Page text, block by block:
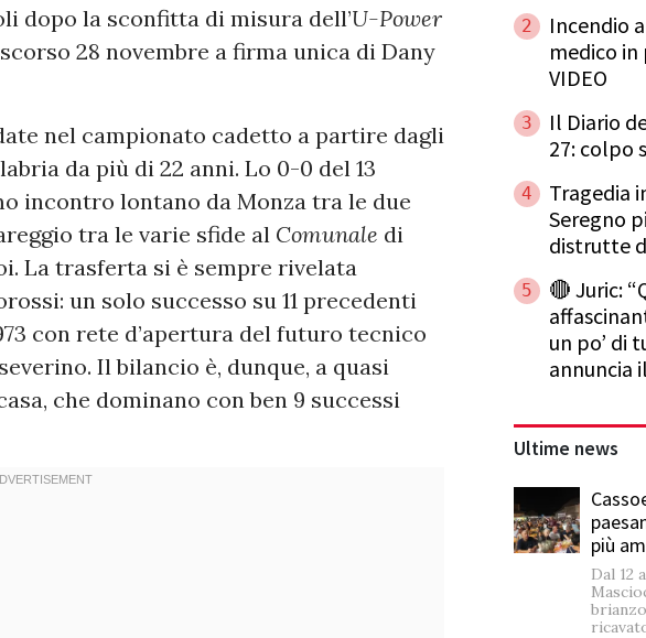
dopo la sconfitta di misura dell’U-Power
28 novembre a firma unica di Dany
nel campionato cadetto a partire dagli
da più di 22 anni. Lo 0-0 del 13
incontro lontano da Monza tra le due
tra le varie sfide al Comunale di
La trasferta si è sempre rivelata
un solo successo su 11 precedenti
con rete d’apertura del futuro tecnico
Il bilancio è, dunque, a quasi
che dominano con ben 9 successi
2
Incendio
medico in
VIDEO
3
Il Diario
27: colpo
4
Tragedia
Seregno
distrutte
5
🔴 Juric:
un po’ di
annuncia
Ultime news
più
Dal 12